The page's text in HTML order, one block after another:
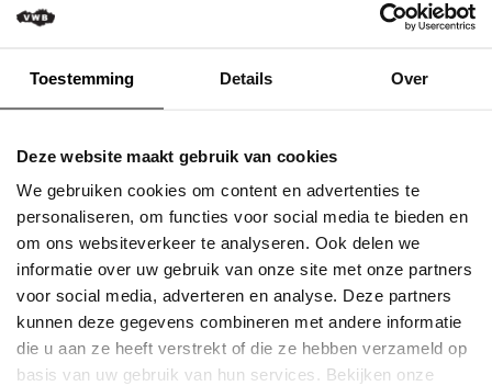
Toestemming Details Over
Deze website maakt gebruik van cookies
We gebruiken cookies om content en advertenties te
personaliseren, om functies voor social media te bieden en
om ons websiteverkeer te analyseren. Ook delen we
informatie over uw gebruik van onze site met onze partners
voor social media, adverteren en analyse. Deze partners
kunnen deze gegevens combineren met andere informatie
die u aan ze heeft verstrekt of die ze hebben verzameld op
basis van uw gebruik van hun services. Bekijken onze
Flandrienne
VWB
Nieuws
Actueel
Artikels
Veelgestelde
vragen
/
FAQ
Lichamelijke ongevallen,
rechtsbijstand (dit bij
fietsen, maar ook bij
Gepubliceerd op 22
Augustus 2023
VWB
CURSUSSEN
Januari 2025
Augustus 2024
Mei 2024
Maart 2024
Februari 2024
December 2023
Oktober 2023